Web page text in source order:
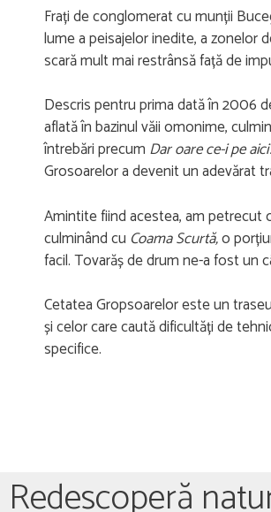
Frați de conglomerat cu munții
lume a peisajelor inedite, a zonelor
scară mult mai restrânsă față de
Descris pentru prima dată în 2006
aflată în bazinul văii omonime,
întrebări precum Dar oare ce-i pe
Grosoarelor a devenit un adevărat
Amintite fiind acestea, am petrecut
culminând cu Coama Scurtă,o
facil. Tovarăș de drum ne-a fost un
Cetatea Gropsoarelor este un
și celor care caută dificultăți de
specifice.
Redescoperă